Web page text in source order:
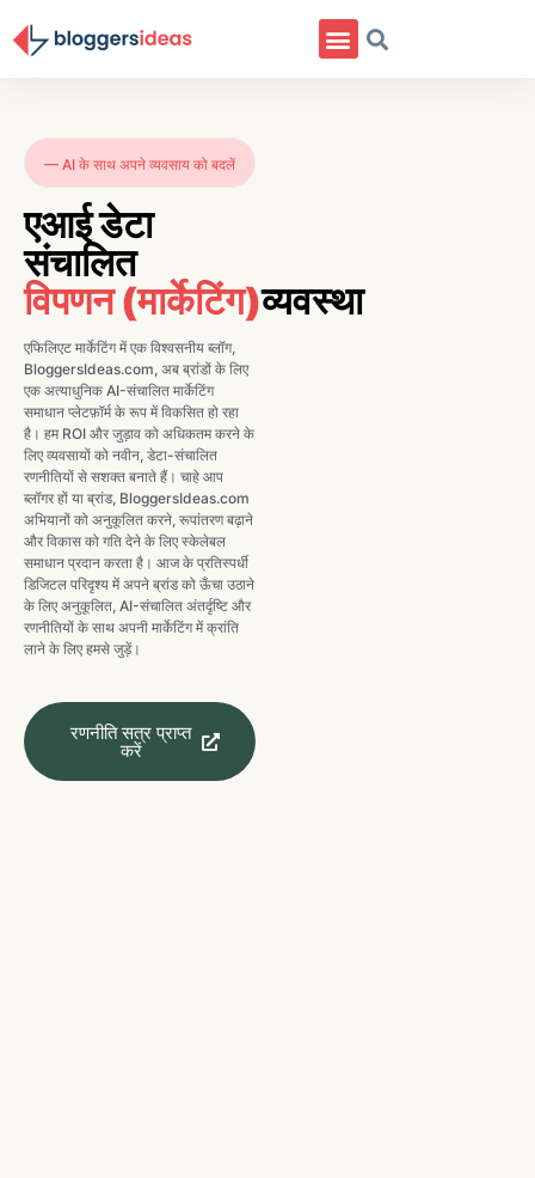
— AI के साथ अपने व्यवसाय को बदलें
एआई डेटा
संचालित
विपणन (मार्केटिंग)व्यवस्था
एफिलिएट मार्केटिंग में एक विश्वसनीय ब्लॉग,
BloggersIdeas.com, अब ब्रांडों के लिए
एक अत्याधुनिक AI-संचालित मार्केटिंग
समाधान प्लेटफ़ॉर्म के रूप में विकसित हो रहा
है। हम ROI और जुड़ाव को अधिकतम करने के
लिए व्यवसायों को नवीन, डेटा-संचालित
रणनीतियों से सशक्त बनाते हैं। चाहे आप
ब्लॉगर हों या ब्रांड, BloggersIdeas.com
अभियानों को अनुकूलित करने, रूपांतरण बढ़ाने
और विकास को गति देने के लिए स्केलेबल
समाधान प्रदान करता है। आज के प्रतिस्पर्धी
डिजिटल परिदृश्य में अपने ब्रांड को ऊँचा उठाने
के लिए अनुकूलित, AI-संचालित अंतर्दृष्टि और
रणनीतियों के साथ अपनी मार्केटिंग में क्रांति
लाने के लिए हमसे जुड़ें।
रणनीति सत्र प्राप्त
करें